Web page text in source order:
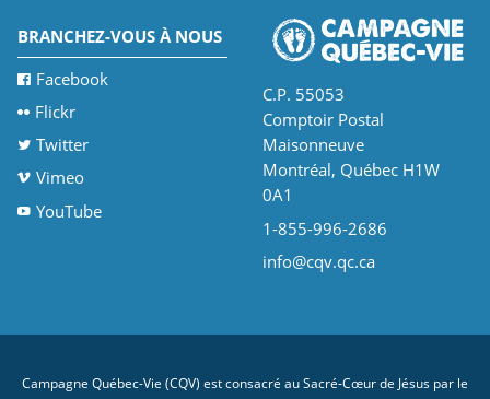
BRANCHEZ-VOUS À NOUS
Facebook
Flickr
Twitter
Vimeo
YouTube
C.P. 55053
Comptoir Postal
Maisonneuve
Montréal, Québec H1W
0A1
1-855-996-2686
info@cqv.qc.ca
Campagne Québec-Vie (CQV) est consacré au Sacré-Cœur de Jésus par le